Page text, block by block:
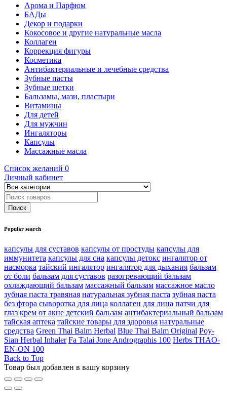
Арома и Парфюм
БАДы
Декор и подарки
Кокосовое и другие натуральные масла
Коллаген
Коррекция фигуры
Косметика
Антибактериальные и лечебные средства
Зубные пасты
Зубные щетки
Бальзамы, мази, пластыри
Витамины
Для детей
Для мужчин
Ингаляторы
Капсулы
Массажные масла
Список желаний 0
Личный кабинет
Popular search
капсулы для суставов капсулы от простуды капсулы для
иммунитета капсулы для сна капсулы детокс ингалятор от
насморка тайский ингалятор ингалятор для дыхания бальзам
от боли бальзам для суставов разогревающий бальзам
охлаждающий бальзам массажный бальзам массажное масло
зубная паста травяная натуральная зубная паста зубная паста
без фтора сыворотка для лица коллаген для лица патчи для
глаз крем от акне детский бальзам антибактериальный бальзам
тайская аптека тайские товары для здоровья натуральные
средства Green Thai Balm Herbal Blue Thai Balm Original Poy-
Sian Herbal Inhaler Fa Talai Jone Andrographis 100 Herbs THAO-
EN-ON 100
Back to Top
Товар был добавлен в вашу корзину